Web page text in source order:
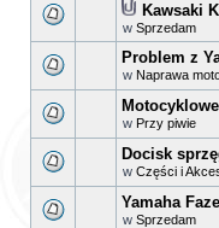
Kawsaki
w Sprzedam
Problem z
w Naprawa
w Przy piwie
Docisk
w Części i
Yamaha
w Sprzedam